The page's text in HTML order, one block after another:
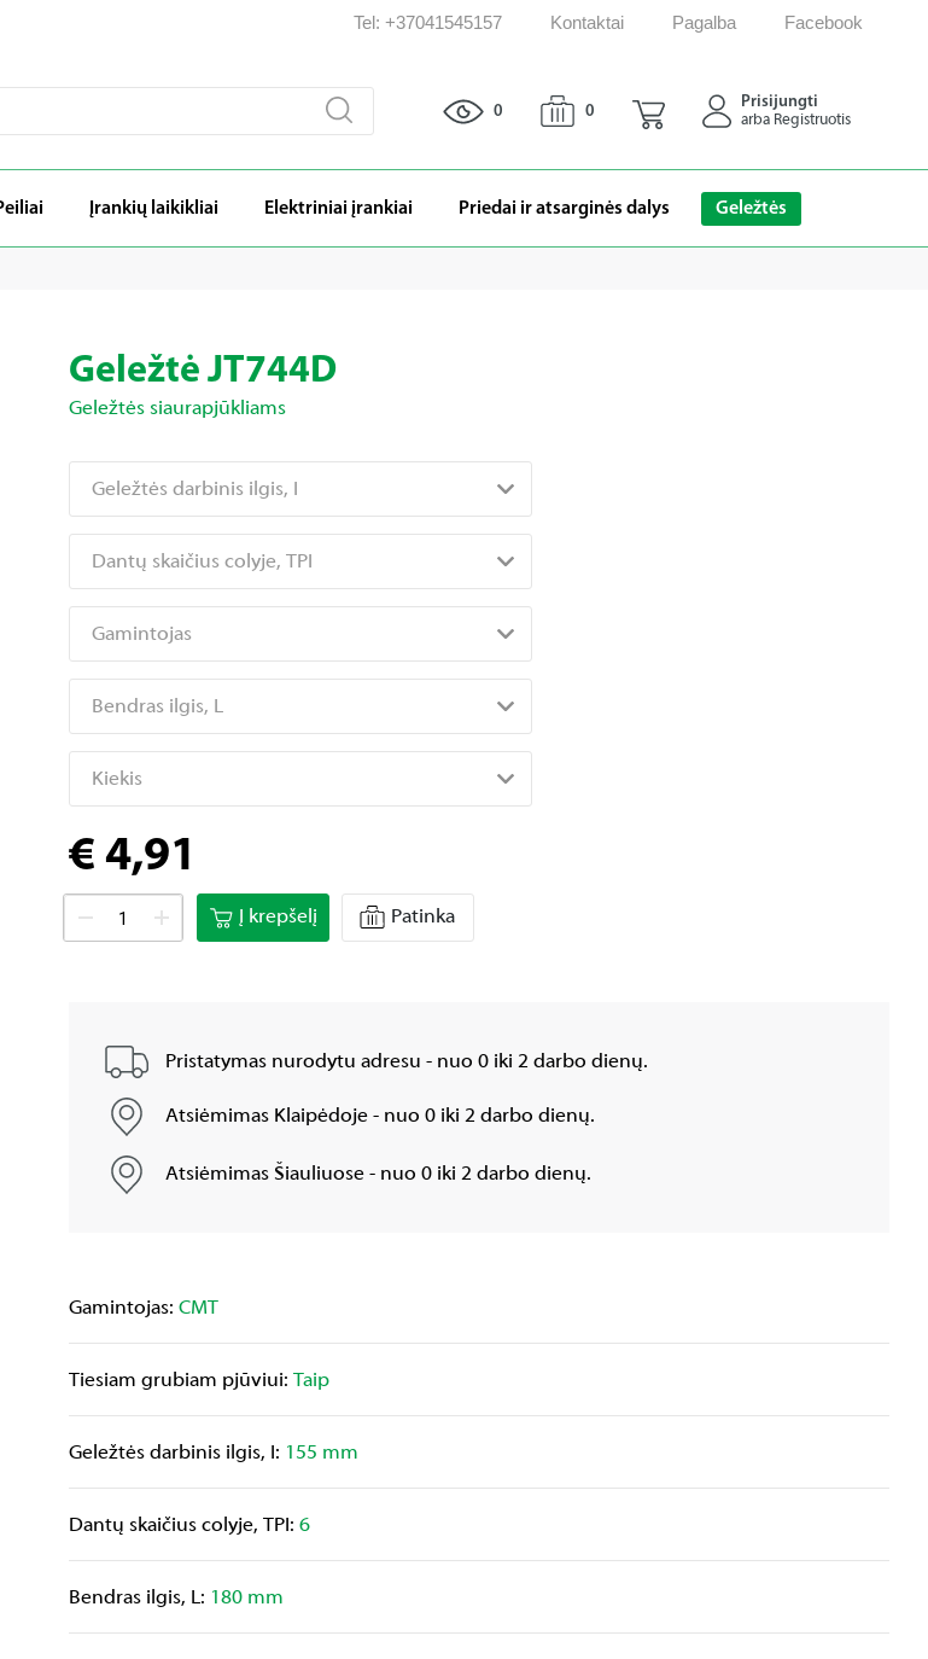
Tel: +37041545157 Kontaktai Pagalba Facebook
Įrankių laikikliai Elektriniai įrankiai Priedai ir atsarginės dalys Geležtės
0 0
Prisijungti
arba Registruotis
Geležtė JT744D
Geležtės siaurapjūkliams
Geležtės darbinis ilgis, I
Dantų skaičius colyje, TPI
Gamintojas
Bendras ilgis, L
Kiekis
€ 4,91
Į krepšelį Patinka
Pristatymas nurodytu adresu - nuo 0 iki 2 darbo dienų.
Atsiėmimas Klaipėdoje - nuo 0 iki 2 darbo dienų.
Atsiėmimas Šiauliuose - nuo 0 iki 2 darbo dienų.
Gamintojas: CMT
Tiesiam grubiam pjūviui: Taip
Geležtės darbinis ilgis, I: 155 mm
Dantų skaičius colyje, TPI: 6
Bendras ilgis, L: 180 mm